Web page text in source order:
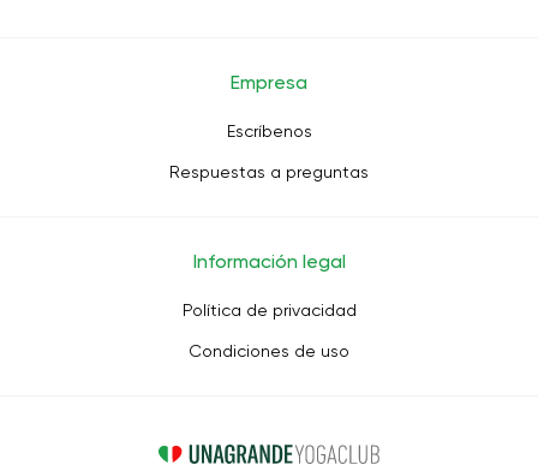
Empresa
Escríbenos
Respuestas a preguntas
Información legal
Política de privacidad
Condiciones de uso